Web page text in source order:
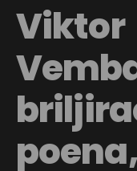
Viktor